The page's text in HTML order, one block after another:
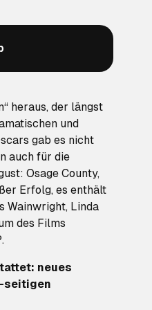
heraus, der längst
und
gab es nicht
auch für die
Osage County,
Erfolg, es enthält
Wainwright, Linda
des Films
neues
seitigen